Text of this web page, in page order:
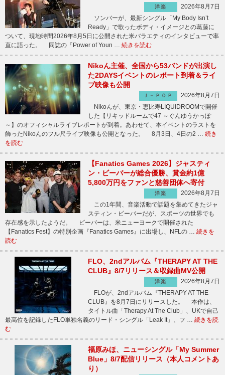
洋楽
2026年8月7日
ソンバーが、最新シングル「My Body Isn’t
Ready」で歌ったボディ・イメージとの葛藤に
ついて、現地時間2026年8月5日に公開された米バラエティのインタビューで率
直に語った。 同誌の『Power of Youn … 続きを読む
Nikoん主催、全国から53バンドが出演し
た2DAYSイベントのレポート到着＆ライ
ブ映像も公開
Ｊ－ＰＯＰ
2026年8月7日
Nikoんが、東京・恵比寿LIQUIDROOMで開催
した【リキッドルームで47 ～ぐんゆうかっぽ
～】のオフィシャルライブレポートが到着。あわせて、本イベントのラストを
飾ったNikoんのフル尺ライブ映像も公開となった。 8月3日、4日の2 … 続き
を読む
【Fanatics Games 2026】ジャスティ
ン・ビーバーが総合優勝、賞金約1億
5,800万円をファンと慈善団体へ寄付
洋楽
2026年8月7日
この1年間、音楽活動で話題を集めてきたジャ
スティン・ビーバーだが、スポーツの世界でも
存在感を示したようだ。 ビーバーは、米ニューヨークで開催された
【Fanatics Fest】の特別企画『Fanatics Games』に出場し、NFLの … 続きを
読む
FLO、2ndアルバム『THERAPY AT THE
CLUB』8/7リリース＆収録曲MV公開
洋楽
2026年8月7日
FLOが、2ndアルバム『THERAPY AT THE
CLUB』を8月7日にリリースした。 本作は、
タイトル曲「Therapy At The Club」、UKで自己
最高位を記録したFLO単独名義のリード・シングル「Leak It」、フ … 続きを読
む
福原みほ、ニューシングル「My Summer
Blue」8/7配信リリース（本人コメントあ
り）